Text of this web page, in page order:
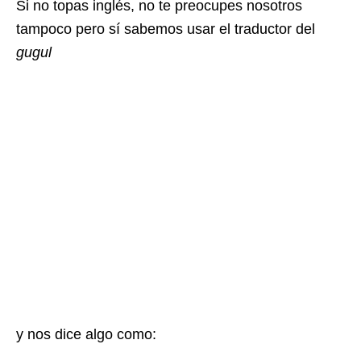
Si no topas inglés, no te preocupes nosotros
tampoco pero sí sabemos usar el traductor del
gugul
y nos dice algo como: